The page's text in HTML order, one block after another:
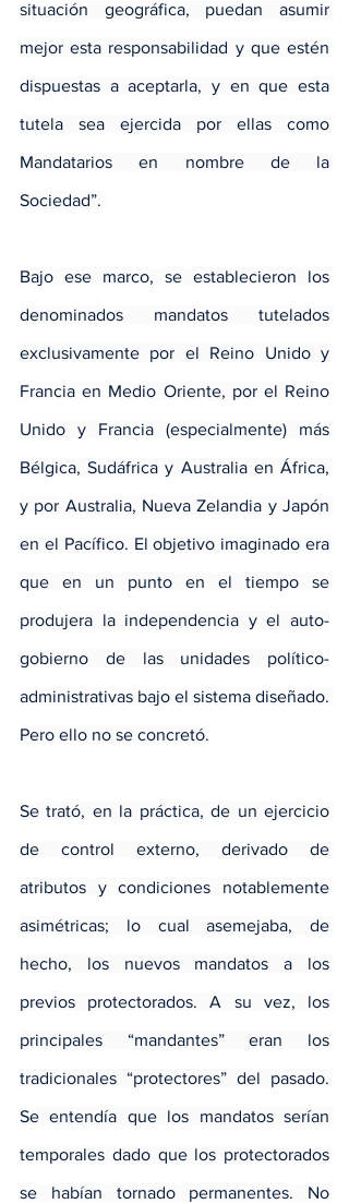
situación geográfica, puedan asumir
mejor esta responsabilidad y que estén
dispuestas a aceptarla, y en que esta
tutela sea ejercida por ellas como
Mandatarios en nombre de la
Sociedad”.
Bajo ese marco, se establecieron los
denominados mandatos tutelados
exclusivamente por el Reino Unido y
Francia en Medio Oriente, por el Reino
Unido y Francia (especialmente) más
Bélgica, Sudáfrica y Australia en África,
y por Australia, Nueva Zelandia y Japón
en el Pacífico. El objetivo imaginado era
que en un punto en el tiempo se
produjera la independencia y el auto-
gobierno de las unidades político-
administrativas bajo el sistema diseñado.
Pero ello no se concretó.
Se trató, en la práctica, de un ejercicio
de control externo, derivado de
atributos y condiciones notablemente
asimétricas; lo cual asemejaba, de
hecho, los nuevos mandatos a los
previos protectorados. A su vez, los
principales “mandantes” eran los
tradicionales “protectores” del pasado.
Se entendía que los mandatos serían
temporales dado que los protectorados
se habían tornado permanentes. No